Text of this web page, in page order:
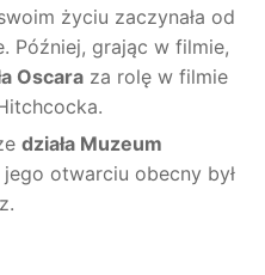
życiu zaczynała od
Później, grając w filmie,
Oscara za rolę w filmie
działa Muzeum
jego otwarciu obecny był